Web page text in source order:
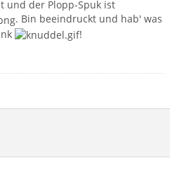
und der Plopp-Spuk ist
. Bin beeindruckt und hab' was
!